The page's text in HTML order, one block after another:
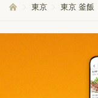
東京 東京 釜飯